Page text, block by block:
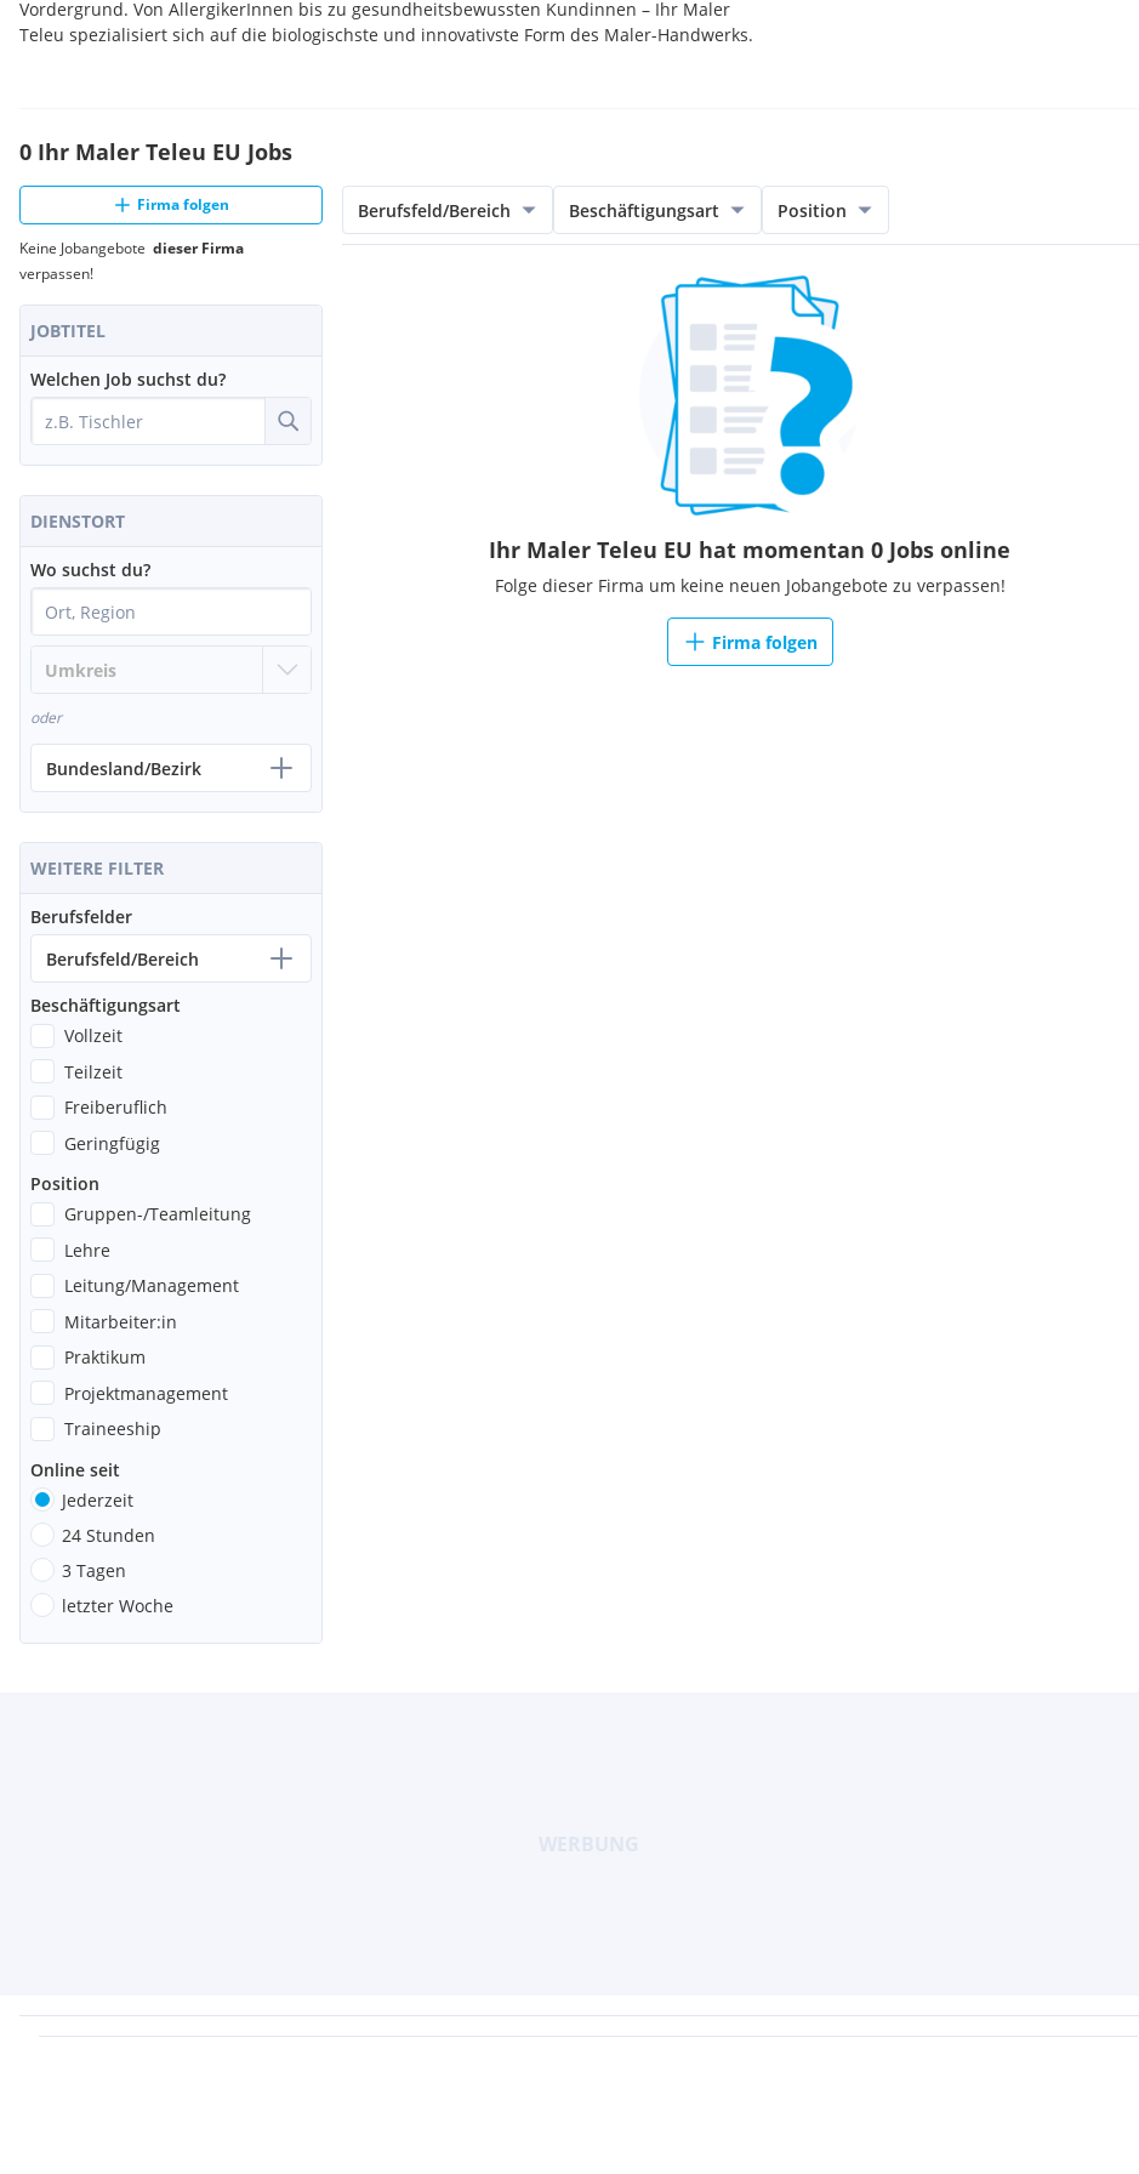
Vordergrund. Von AllergikerInnen bis zu gesundheitsbewussten Kundinnen – Ihr Maler
Teleu spezialisiert sich auf die biologischste und innovativste Form des Maler-Handwerks.
0 Ihr Maler Teleu EU Jobs
Firma folgen
Keine Jobangebote dieser Firma
verpassen!
JOBTITEL
Welchen Job suchst du?
DIENSTORT
Wo suchst du?
oder
Bundesland/Bezirk
WEITERE FILTER
Berufsfelder
Berufsfeld/Bereich
Beschäftigungsart
Vollzeit
Teilzeit
Freiberuflich
Geringfügig
Position
Gruppen-/Teamleitung
Lehre
Leitung/Management
Mitarbeiter:in
Praktikum
Projektmanagement
Traineeship
Online seit
Jederzeit
24 Stunden
3 Tagen
letzter Woche
Berufsfeld/Bereich Beschäftigungsart Position
Ihr Maler Teleu EU hat momentan 0 Jobs online
Folge dieser Firma um keine neuen Jobangebote zu verpassen!
Firma folgen